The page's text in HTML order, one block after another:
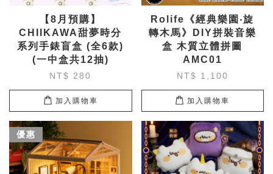
【8月預購】
CHIIKAWA甜夢時分
系列手錶盲盒 (全6款)
(一中盒共12抽)
NT$ 280
加入購物車
Rolife《經典樂園‧旋
轉木馬》DIY拼裝音樂
盒 木質立體拼圖
AMC01
NT$ 1,100
加入購物車
優惠